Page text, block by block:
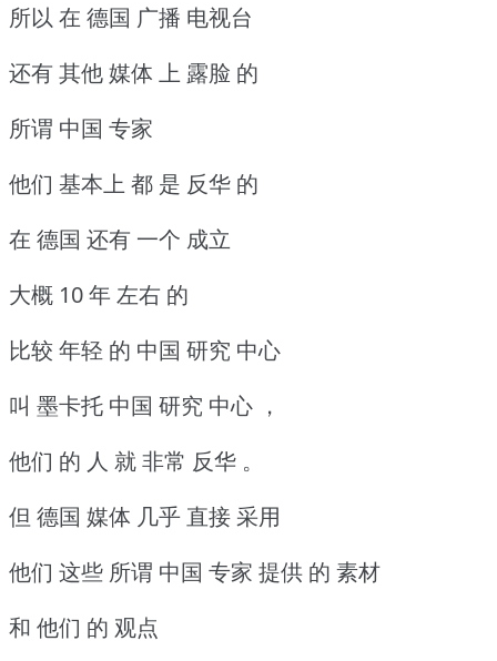
所以 在 德国 广播 电视台
还有 其他 媒体 上 露脸 的
所谓 中国 专家
他们 基本上 都 是 反华 的
在 德国 还有 一个 成立
大概 10 年 左右 的
比较 年轻 的 中国 研究 中心
叫 墨卡托 中国 研究 中心 ，
他们 的 人 就 非常 反华 。
但 德国 媒体 几乎 直接 采用
他们 这些 所谓 中国 专家 提供 的 素材
和 他们 的 观点